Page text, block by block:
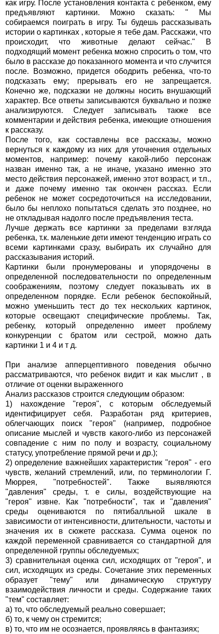
как игру. После установления контакта с ребенком, ему
предъявляют картинки. Можно сказать: " Мы
собираемся поиграть в игру. Ты будешь рассказывать
истории о картинках , которые я тебе дам. Расскажи, что
происходит, что животные делают сейчас." В
подходящий момент ребенка можно спросить о том, что
было в рассказе до показанного момента и что случится
после. Возможно, придется ободрить ребенка, что-то
подсказать ему; прерывать его не запрещается.
Конечно же, подсказки не должны носить внушающий
характер. Все ответы записываются буквально и позже
анализируются. Следует записывать также все
комментарии и действия ребенка, имеющие отношения
к рассказу.
После того, как составлены все рассказы, можно
вернуться к каждому из них для уточнения отдельных
моментов, например: почему какой-либо персонаж
назван именно так, а не иначе, указано именно это
место действия персонажей, именно этот возраст, и т.п.,
и даже почему именно так окончен рассказ. Если
ребенок не может сосредоточиться на исследовании,
было бы неплохо попытаться сделать это позднее, но
не откладывая надолго после предъявления теста.
Лучше держать все картинки за пределами взгляда
ребенка, т.к. маленькие дети имеют тенденцию играть со
всеми картинками сразу, выбирать их случайно для
рассказывания историй.
Картинки были пронумерованы и упорядочены в
определенной последовательности по определенным
соображениям, поэтому следует показывать их в
определенном порядке. Если ребенок беспокойный,
можно уменьшить тест до тех нескольких картинок,
которые освещают специфические проблемы. Так,
ребенку, который определенно имеет проблему
конкуренции с братом или сестрой, можно дать
картинки 1 и 4 и т д.
При анализе апперцептивного поведения обычно
рассматриваются, что ребенок видит и как мыслит , в
отличие от оценки выраженного
Анализ рассказов строится следующим образом:
1) нахождение "героя", с которым обследуемый
идентифицирует себя. Разработан ряд критериев,
облегчающих поиск "героя" (например, подробное
описание мыслей и чувств какого-либо из персонажей
совпадение с ним по полу и возрасту, социальному
статусу, употребление прямой речи и др.);
2) определение важнейших характеристик "героя" - его
чувств, желаний стремлений, или, по терминологии Г.
Мюррея, "потребностей". Также выявляются
"давления" среды, т. е силы, воздействующие на
"героя" извне. Как "потребности", так и "давления"
среды оцениваются по пятибалльной шкале в
зависимости от интенсивности, длительности, частоты и
значения их в сюжете рассказа. Сумма оценок по
каждой переменной сравнивается со стандартной для
определенной группы обследуемых;
3) сравнительная оценка сил, исходящих от "героя", и
сил, исходящих из среды. Сочетание этих переменных
образует "тему" или динамическую структуру
взаимодействия личности и среды. Cодержание таких
"тем" составляет:
а) то, что обследуемый реально совершает;
б) то, к чему он стремится;
в) то, что им не осознается, проявляясь в фантазиях;